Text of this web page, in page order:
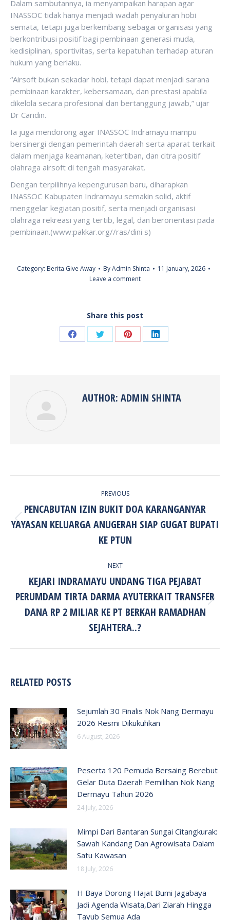
Dalam sambutannya, ia menyampaikan harapan agar
INASSOC tidak hanya menjadi wadah penyaluran hobi
semata, tetapi juga berkembang sebagai organisasi yang
berkontribusi positif bagi pembinaan generasi muda,
kedisiplinan, sportivitas, serta kepatuhan terhadap aturan
hukum yang berlaku.
“Airsoft bukan sekadar hobi, tetapi dapat menjadi sarana
pembinaan karakter, kebersamaan, dan prestasi apabila
dikelola secara profesional dan bertanggung jawab,” ujar
Dr Caridin.
Ia juga mendorong agar INASSOC Indramayu mampu
bersinergi dengan pemerintah daerah serta aparat terkait
dalam menjaga keamanan, ketertiban, dan citra positif
olahraga airsoft di tengah masyarakat.
Dengan terpilihnya kepengurusan baru, diharapkan
INASSOC Kabupaten Indramayu semakin solid, aktif
menggelar kegiatan positif, serta menjadi organisasi
olahraga rekreasi yang tertib, legal, dan berorientasi pada
pembinaan.(www:pakkar.org//ras/dini s)
Category: Berita Give Away ByAdmin Shinta
11 January, 2026
Leave a comment
Share this post
Share Share Share Share
AUTHOR: ADMIN SHINTA
PREVIOUS
Previous
post:
PENCABUTAN IZIN BUKIT DOA KARANGANYAR
YAYASAN KELUARGA ANUGERAH SIAP GUGAT BUPATI
KE PTUN
NEXT
Next
post:
KEJARI INDRAMAYU UNDANG TIGA PEJABAT
PERUMDAM TIRTA DARMA AYUTERKAIT TRANSFER
DANA RP 2 MILIAR KE PT BERKAH RAMADHAN
SEJAHTERA..?
RELATED POSTS
Sejumlah 30 Finalis Nok Nang Dermayu
2026 Resmi Dikukuhkan
6 August, 2026
Peserta 120 Pemuda Bersaing Berebut
Gelar Duta Daerah Pemilihan Nok Nang
Dermayu Tahun 2026
24 July, 2026
Mimpi Dari Bantaran Sungai Citangkurak:
Sawah Kandang Dan Agrowisata Dalam
Satu Kawasan
18 July, 2026
H Baya Dorong Hajat Bumi Jagabaya
Jadi Agenda Wisata,Dari Ziarah Hingga
Tayub Semua Ada